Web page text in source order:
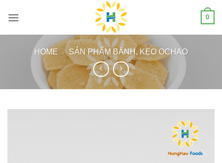
0
HOME / SẢN PHẨM BÁNH, KẸO OCHAO